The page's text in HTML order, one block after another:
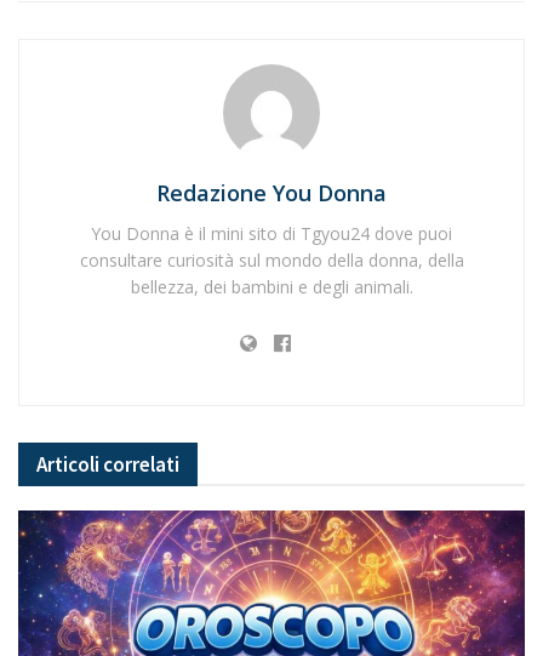
Redazione You Donna
You Donna è il mini sito di Tgyou24 dove puoi
consultare curiosità sul mondo della donna, della
bellezza, dei bambini e degli animali.
Articoli correlati